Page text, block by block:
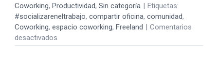
Coworking, Productividad, Sin categoría | Etiquetas:
#socializareneltrabajo, compartir oficina, comunidad,
Coworking, espacio coworking, Freeland | Comentarios
desactivados
Freeland